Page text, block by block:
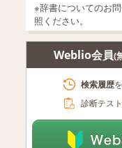
※辞書についてのお
照ください。
Weblio会員(
検索履歴
診断テス